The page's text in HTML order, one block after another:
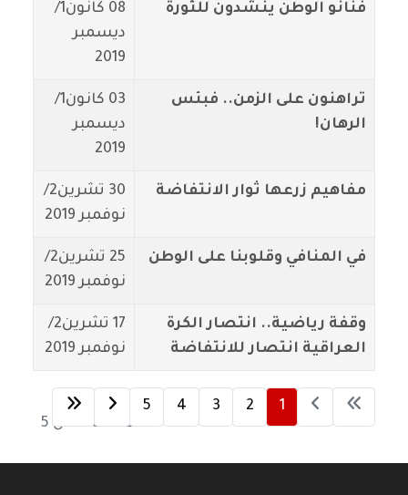
فنانو الوطن ينشدون للثورة
08 كانون1/
ديسمبر
2019
تراهنون على الزمن.. فبئس
الرهان!
03 كانون1/
ديسمبر
2019
مفاهيم زرعها ثوار الانتفاضة
30 تشرين2/
نوفمبر 2019
في المنافي وقلوبنا على الوطن
25 تشرين2/
نوفمبر 2019
وقفة رياضية.. انتصار الكرة
العراقية انتصار للانتفاضة
17 تشرين2/
نوفمبر 2019
الصفحة 1 من 5
1
2
3
4
5